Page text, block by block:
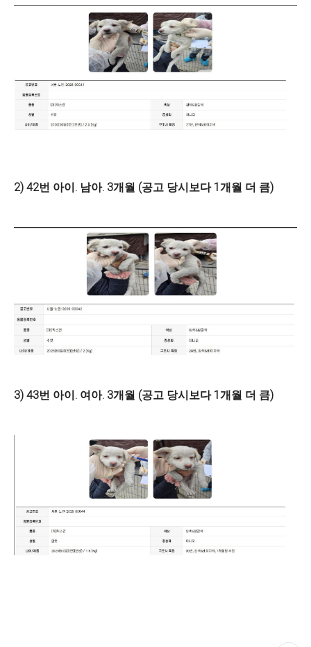
2) 42번 아이. 남아. 3개월 (공고 당시보다 1개월 더 큼)
3) 43번 아이. 여아. 3개월 (공고 당시보다 1개월 더 큼)